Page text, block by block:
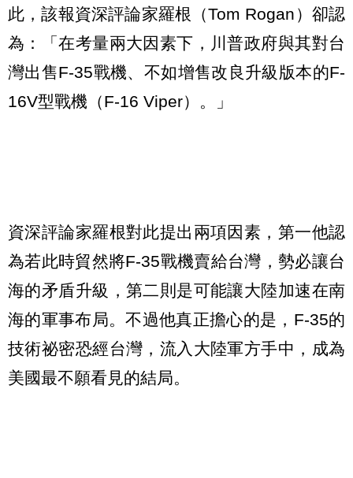
此，該報資深評論家羅根（Tom Rogan）卻認
為：「在考量兩大因素下，川普政府與其對台
灣出售F-35戰機、不如增售改良升級版本的F-
16V型戰機（F-16 Viper）。」
資深評論家羅根對此提出兩項因素，第一他認
為若此時貿然將F-35戰機賣給台灣，勢必讓台
海的矛盾升級，第二則是可能讓大陸加速在南
海的軍事布局。不過他真正擔心的是，F-35的
技術祕密恐經台灣，流入大陸軍方手中，成為
美國最不願看見的結局。